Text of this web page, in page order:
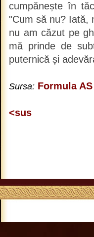
cumpănește în
"Cum să nu? Iată,
nu am căzut pe
mă prinde de
puternică și
Sursa: Formula AS
<sus